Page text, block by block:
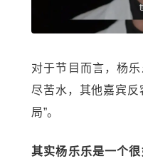
对于节目而言，杨
尽苦水，其他嘉宾反
局”。
其实杨乐乐是一个